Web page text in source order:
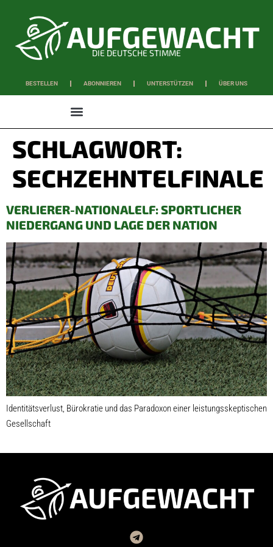
DIE DEUTSCHE STIMME
BESTELLEN ABONNIEREN UNTERSTÜTZEN ÜBER UNS
SCHLAGWORT:
SECHZEHNTELFINALE
VERLIERER-NATIONALELF: SPORTLICHER
NIEDERGANG UND LAGE DER NATION
Identitätsverlust, Bürokratie und das Paradoxon einer leistungsskeptischen
Gesellschaft